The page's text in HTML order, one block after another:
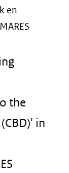
en
the
in